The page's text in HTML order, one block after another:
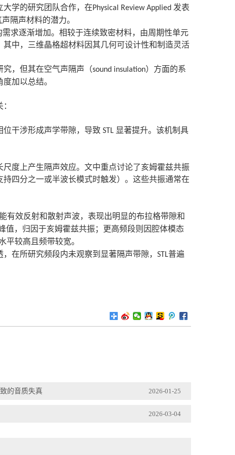
学的研究团队合作，在Physical Review Applied发表
隔声材料的潜力。
求逐渐增加。相较于连续致密材料，由周期性单元
中，三维晶格超材料因其几何可设计性和制造灵活
究，但其在空气声隔声（sound insulation）方面的系
加以总结。
位干涉形成声学带隙，导致 STL 显著提升。该机制具
度上产生隔声效应。文中重点讨论了亥姆霍兹共振
四分之一或半波长模式时触发）。这些共振通常在
有效反射和散射声波，表现出明显的布拉格带隙和
值，归因于亥姆霍兹共振；更高频段则因腔体模态
平较高且频带较宽。
在所研究频段内未观察到显著隔声带隙，STL普遍
的音质失真 2026-01-25
2026-03-04